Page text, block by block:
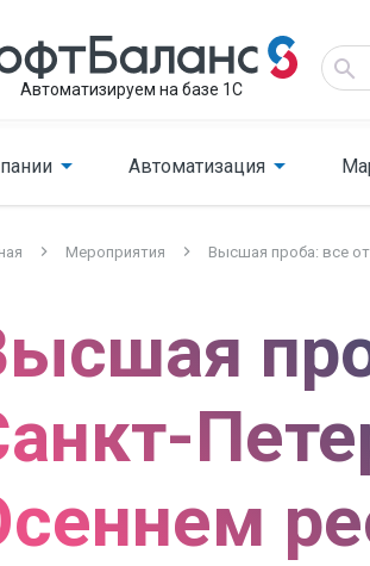
Автоматизируем на базе 1С
Автоматизация
Мероприятия Высшая проба: все